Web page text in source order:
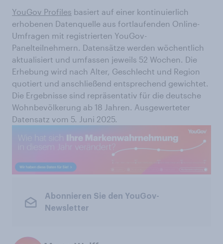
YouGov Profiles basiert auf einer kontinuierlich
erhobenen Datenquelle aus fortlaufenden Online-
Umfragen mit registrierten YouGov-
Panelteilnehmern. Datensätze werden wöchentlich
aktualisiert und umfassen jeweils 52 Wochen. Die
Erhebung wird nach Alter, Geschlecht und Region
quotiert und anschließend entsprechend gewichtet.
Die Ergebnisse sind repräsentativ für die deutsche
Wohnbevölkerung ab 18 Jahren. Ausgewerteter
Datensatz vom 5. Juni 2025.
Abonnieren Sie den YouGov-
Newsletter